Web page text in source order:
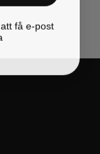
få e-post